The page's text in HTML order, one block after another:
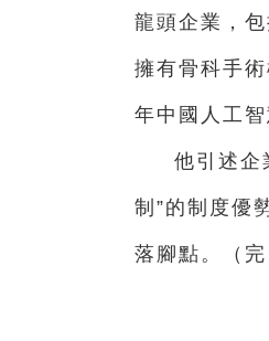
龍頭企業，
擁有骨科手
年中國人工
他引述企
制”的制度優
落腳點。（完